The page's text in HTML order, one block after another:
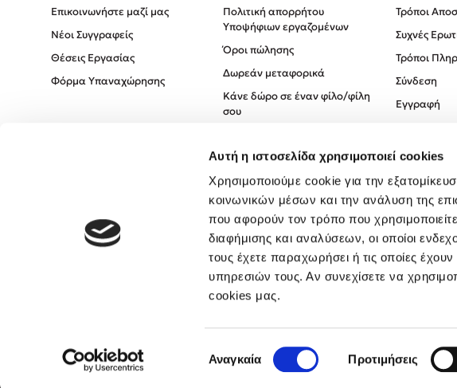
Αυτή η ιστοσελίδα χρησιμοποιεί cookies
Χρησιμοποιούμε cookie για την
κοινωνικών μέσων και την ανάλυση της
που αφορούν τον τρόπο που
διαφήμισης και αναλύσεων, οι οποίοι
τους έχετε παραχωρήσει ή τις οποίες
υπηρεσιών τους. Αν συνεχίσετε να
cookies μας.
συγκατάθεσης
Αναγκαία Προτιμήσεις
Επικοινωνήστε μαζί μας
Νέοι Συγγραφείς
Θέσεις Εργασίας
Φόρμα Υπαναχώρησης
Πολιτική απορρήτου
Υποψήφιων εργαζομένων
Όροι πώλησης
Δωρεάν μεταφορικά
Κάνε δώρο σε έναν φίλο/φίλη
σου
Πολιτική Απορρήτου
Όροι χρήσης
Τρόποι
Συχνές
Τρόποι
Σύνδεση
Εγγραφή